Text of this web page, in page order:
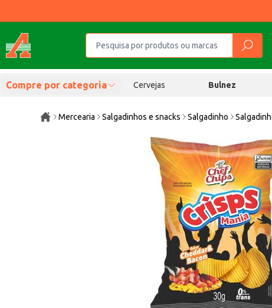
Compre por categoria Cervejas Bulnez
Mercearia Salgadinhos e snacks Salgadinho